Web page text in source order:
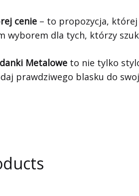
cenie – to propozycja, której
wyborem dla tych, którzy
Metalowe to nie tylko
prawdziwego blasku do